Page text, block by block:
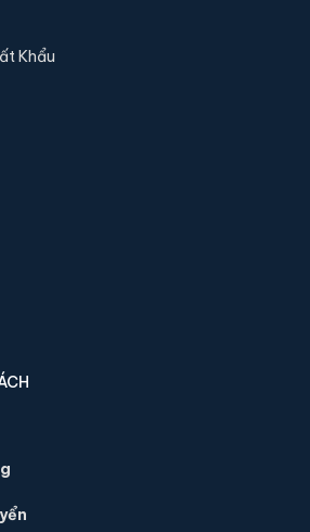
LB30S-G vân tay điện tử màu
x 32 cm
tử
Khẩu